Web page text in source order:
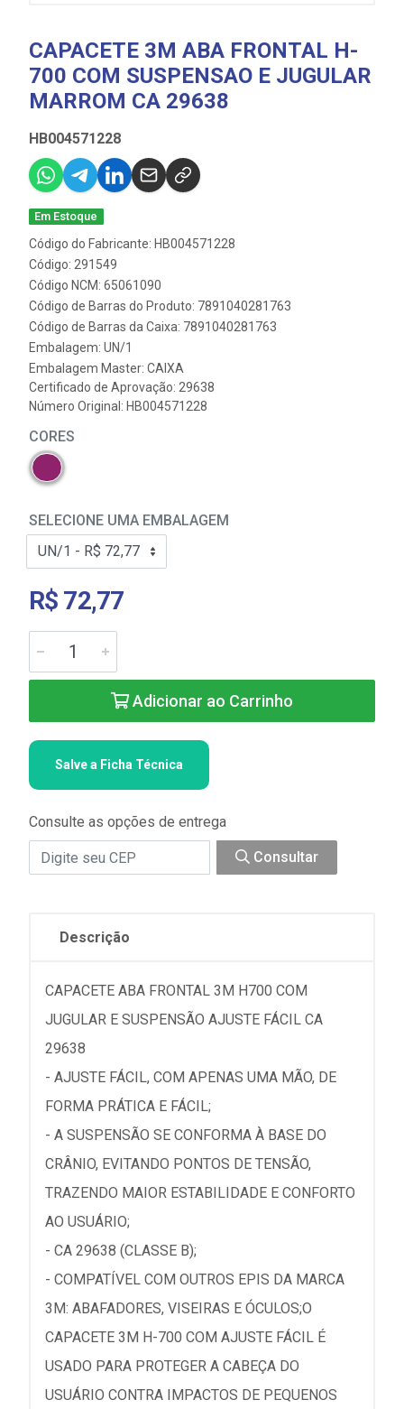
CAPACETE 3M ABA FRONTAL H-
700 COM SUSPENSAO E JUGULAR
MARROM CA 29638
HB004571228
Em Estoque
Código do Fabricante: HB004571228
Código: 291549
Código NCM: 65061090
Código de Barras do Produto: 7891040281763
Código de Barras da Caixa: 7891040281763
Embalagem: UN/1
Embalagem Master: CAIXA
Certificado de Aprovação: 29638
Número Original: HB004571228
CORES
SELECIONE UMA EMBALAGEM
R$ 72,77
Adicionar ao Carrinho
Salve a Ficha Técnica
Consulte as opções de entrega
Consultar
Descrição
CAPACETE ABA FRONTAL 3M H700 COM
JUGULAR E SUSPENSÃO AJUSTE FÁCIL CA
29638
- AJUSTE FÁCIL, COM APENAS UMA MÃO, DE
FORMA PRÁTICA E FÁCIL;
- A SUSPENSÃO SE CONFORMA À BASE DO
CRÂNIO, EVITANDO PONTOS DE TENSÃO,
TRAZENDO MAIOR ESTABILIDADE E CONFORTO
AO USUÁRIO;
- CA 29638 (CLASSE B);
- COMPATÍVEL COM OUTROS EPIS DA MARCA
3M: ABAFADORES, VISEIRAS E ÓCULOS;O
CAPACETE 3M H-700 COM AJUSTE FÁCIL É
USADO PARA PROTEGER A CABEÇA DO
USUÁRIO CONTRA IMPACTOS DE PEQUENOS